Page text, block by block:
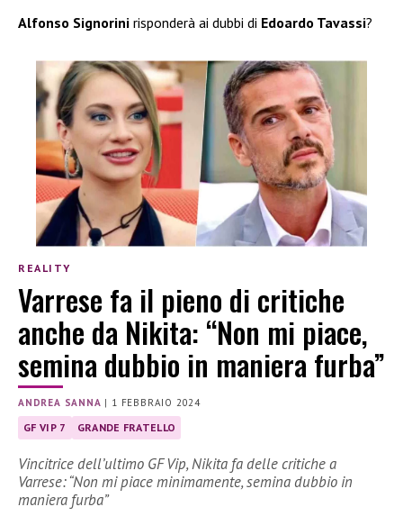
Alfonso Signorini risponderà ai dubbi di Edoardo Tavassi?
REALITY
Varrese fa il pieno di critiche
anche da Nikita: “Non mi piace,
semina dubbio in maniera furba”
ANDREA SANNA | 1 FEBBRAIO 2024
GF VIP 7 GRANDE FRATELLO
Vincitrice dell’ultimo GF Vip, Nikita fa delle critiche a
Varrese: “Non mi piace minimamente, semina dubbio in
maniera furba”